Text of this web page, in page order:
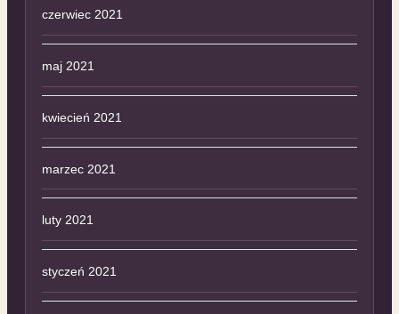
czerwiec 2021
maj 2021
kwiecień 2021
marzec 2021
luty 2021
styczeń 2021